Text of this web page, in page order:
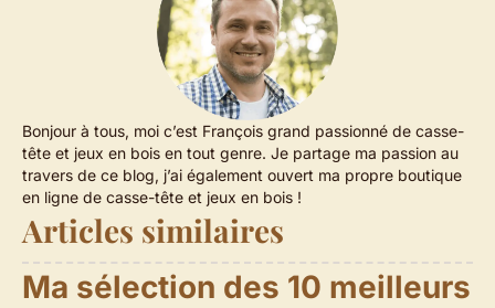
Bonjour à tous, moi c’est François grand passionné de casse-
tête et jeux en bois en tout genre. Je partage ma passion au
travers de ce blog, j’ai également ouvert ma propre boutique
en ligne de casse-tête et jeux en bois !
Articles similaires
Ma sélection des 10 meilleurs